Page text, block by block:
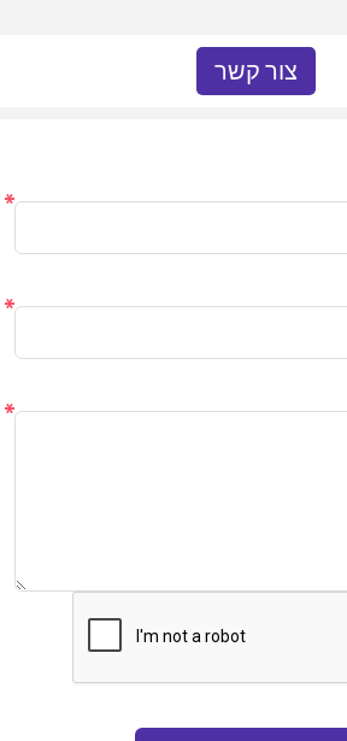
צור קשר
*
*
*